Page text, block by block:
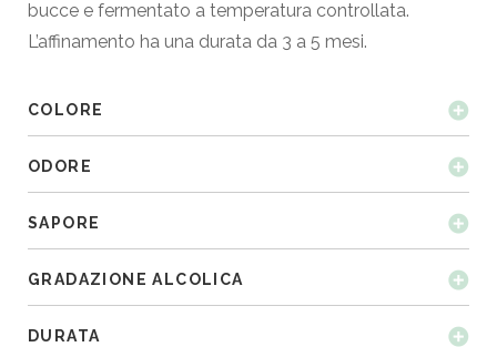
bucce e fermentato a temperatura controllata.
L’affinamento ha una durata da 3 a 5 mesi.
COLORE
ODORE
SAPORE
GRADAZIONE ALCOLICA
DURATA